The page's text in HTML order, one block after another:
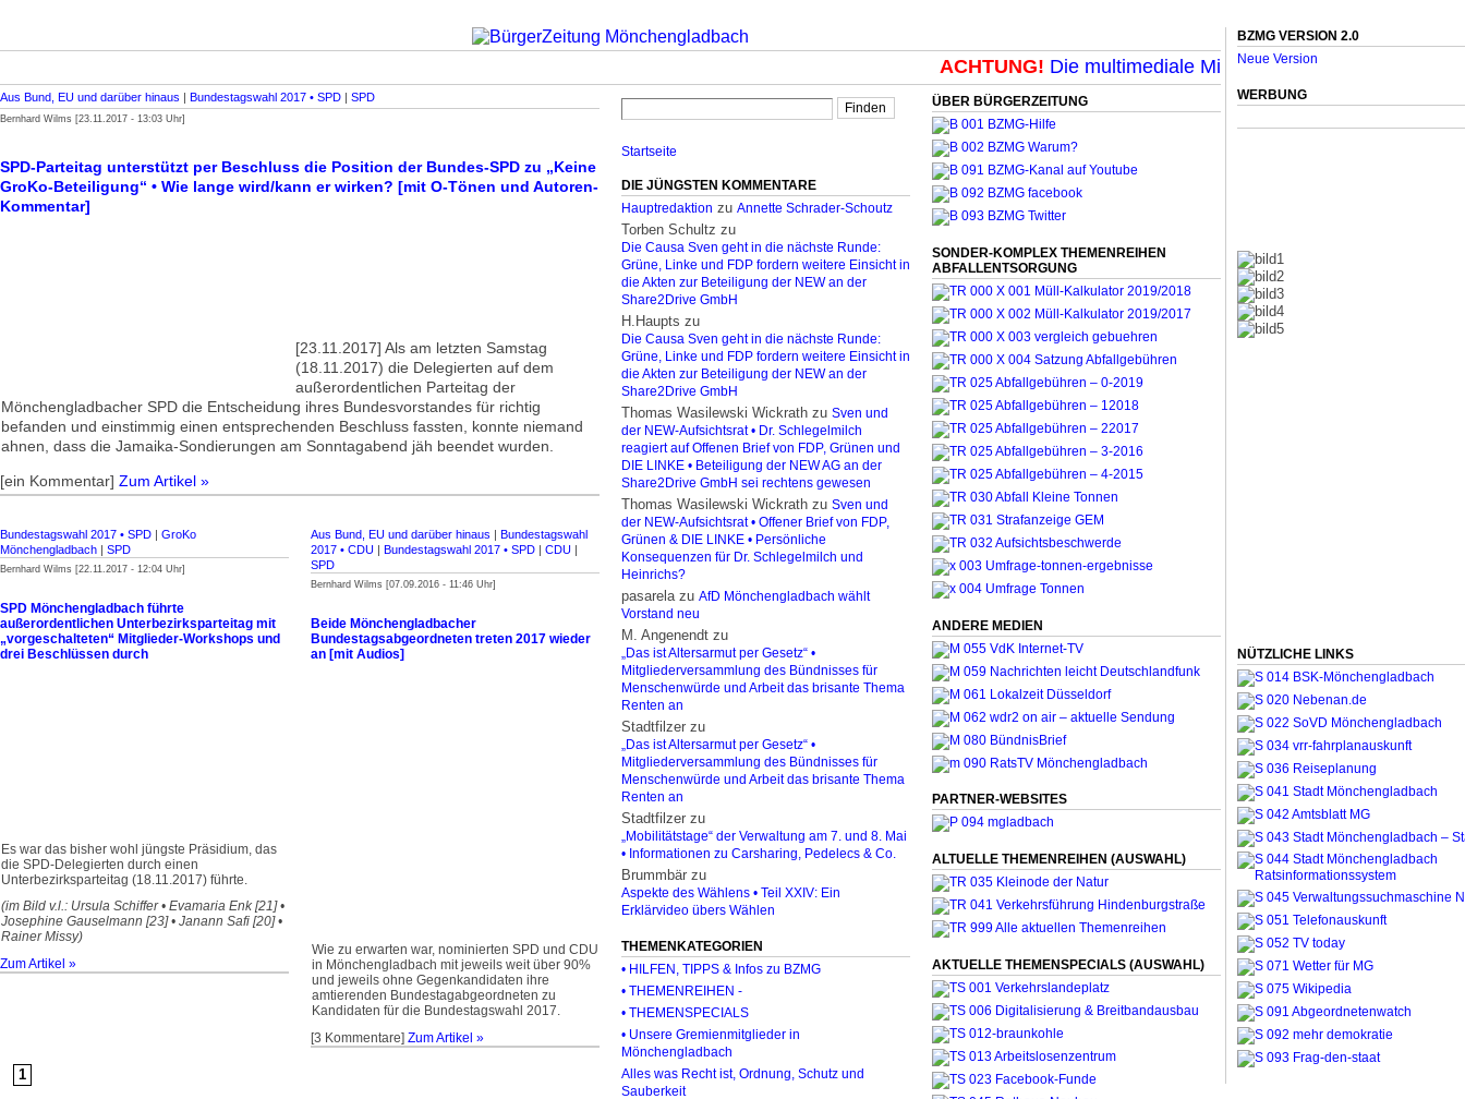
ACHTUNG!Die multimediale Mit-Mach-Zeitung für
Aus Bund, EU und darüber hinaus | Bundestagswahl 2017 • SPD | SPD
Bernhard Wilms [23.11.2017 - 13:03 Uhr]
SPD-Parteitag unterstützt per Beschluss die Position der Bundes-SPD zu „Keine
GroKo-Beteiligung“ • Wie lange wird/kann er wirken? [mit O-Tönen und Autoren-
Kommentar]
[23.11.2017] Als am letzten Samstag
(18.11.2017) die Delegierten auf dem
außerordentlichen Parteitag der
Mönchengladbacher SPD die Entscheidung ihres Bundesvorstandes für richtig
befanden und einstimmig einen entsprechenden Beschluss fassten, konnte niemand
ahnen, dass die Jamaika-Sondierungen am Sonntagabend jäh beendet wurden.
[ein Kommentar] Zum Artikel »
Bundestagswahl 2017 • SPD | GroKo
Mönchengladbach | SPD
Bernhard Wilms [22.11.2017 - 12:04 Uhr]
SPD Mönchengladbach führte
außerordentlichen Unterbezirksparteitag mit
„vorgeschalteten“ Mitglieder-Workshops und
drei Beschlüssen durch
Es war das bisher wohl jüngste Präsidium, das
die SPD-Delegierten durch einen
Unterbezirksparteitag (18.11.2017) führte.
(im Bild v.l.: Ursula Schiffer • Evamaria Enk [21] •
Josephine Gauselmann [23] • Janann Safi [20] •
Rainer Missy)
Zum Artikel »
Aus Bund, EU und darüber hinaus | Bundestagswahl
2017 • CDU | Bundestagswahl 2017 • SPD | CDU |
SPD
Bernhard Wilms [07.09.2016 - 11:46 Uhr]
Beide Mönchengladbacher
Bundestagsabgeordneten treten 2017 wieder
an [mit Audios]
Wie zu erwarten war, nominierten SPD und CDU
in Mönchengladbach mit jeweils weit über 90%
und jeweils ohne Gegenkandidaten ihre
amtierenden Bundestagabgeordneten zu
Kandidaten für die Bundestagswahl 2017.
[3 Kommentare] Zum Artikel »
1
Startseite
DIE JÜNGSTEN KOMMENTARE
Hauptredaktion zu Annette Schrader-Schoutz
Torben Schultz zu
Die Causa Sven geht in die nächste Runde:
Grüne, Linke und FDP fordern weitere Einsicht in
die Akten zur Beteiligung der NEW an der
Share2Drive GmbH
H.Haupts zu
Die Causa Sven geht in die nächste Runde:
Grüne, Linke und FDP fordern weitere Einsicht in
die Akten zur Beteiligung der NEW an der
Share2Drive GmbH
Thomas Wasilewski Wickrath zu Sven und
der NEW-Aufsichtsrat • Dr. Schlegelmilch
reagiert auf Offenen Brief von FDP, Grünen und
DIE LINKE • Beteiligung der NEW AG an der
Share2Drive GmbH sei rechtens gewesen
Thomas Wasilewski Wickrath zu Sven und
der NEW-Aufsichtsrat • Offener Brief von FDP,
Grünen & DIE LINKE • Persönliche
Konsequenzen für Dr. Schlegelmilch und
Heinrichs?
pasarelazu AfD Mönchengladbach wählt
Vorstand neu
M. Angenendt zu
„Das ist Altersarmut per Gesetz“ •
Mitgliederversammlung des Bündnisses für
Menschenwürde und Arbeit das brisante Thema
Renten an
Stadtfilzer zu
„Das ist Altersarmut per Gesetz“ •
Mitgliederversammlung des Bündnisses für
Menschenwürde und Arbeit das brisante Thema
Renten an
Stadtfilzer zu
„Mobilitätstage“ der Verwaltung am 7. und 8. Mai
• Informationen zu Carsharing, Pedelecs & Co.
Brummbär zu
Aspekte des Wählens • Teil XXIV: Ein
Erklärvideo übers Wählen
THEMENKATEGORIEN
• HILFEN, TIPPS & Infos zu BZMG
• THEMENREIHEN -
• THEMENSPECIALS
• Unsere Gremienmitglieder in
Mönchengladbach
Alles was Recht ist, Ordnung, Schutz und
Sauberkeit
ÜBER BÜRGERZEITUNG
SONDER-KOMPLEX THEMENREIHEN
ABFALLENTSORGUNG
ANDERE MEDIEN
PARTNER-WEBSITES
ALTUELLE THEMENREIHEN (AUSWAHL)
AKTUELLE THEMENSPECIALS (AUSWAHL)
BZMG VERSION 2.0
Neue Version
WERBUNG
NÜTZLICHE LINKS